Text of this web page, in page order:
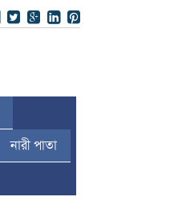
নারী পাতা